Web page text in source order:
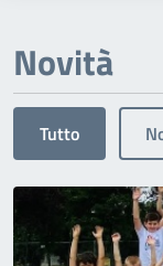
Novità
Tutto